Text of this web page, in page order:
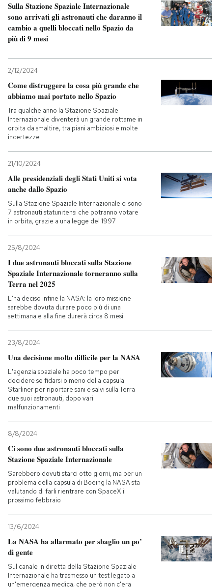
Sulla Stazione Spaziale Internazionale
sono arrivati gli astronauti che daranno il
cambio a quelli bloccati nello Spazio da
più di 9 mesi
2/12/2024
Come distruggere la cosa più grande che
abbiamo mai portato nello Spazio
Tra qualche anno la Stazione Spaziale
Internazionale diventerà un grande rottame in
orbita da smaltire, tra piani ambiziosi e molte
incertezze
21/10/2024
Alle presidenziali degli Stati Uniti si vota
anche dallo Spazio
Sulla Stazione Spaziale Internazionale ci sono
7 astronauti statunitensi che potranno votare
in orbita, grazie a una legge del 1997
25/8/2024
I due astronauti bloccati sulla Stazione
Spaziale Internazionale torneranno sulla
Terra nel 2025
L'ha deciso infine la NASA: la loro missione
sarebbe dovuta durare poco più di una
settimana e alla fine durerà circa 8 mesi
23/8/2024
Una decisione molto difficile per la NASA
L'agenzia spaziale ha poco tempo per
decidere se fidarsi o meno della capsula
Starliner per riportare sani e salvi sulla Terra
due suoi astronauti, dopo vari
malfunzionamenti
8/8/2024
Ci sono due astronauti bloccati sulla
Stazione Spaziale Internazionale
Sarebbero dovuti starci otto giorni, ma per un
problema della capsula di Boeing la NASA sta
valutando di farli rientrare con SpaceX il
prossimo febbraio
13/6/2024
La NASA ha allarmato per sbaglio un po’
di gente
Sul canale in diretta della Stazione Spaziale
Internazionale ha trasmesso un test legato a
un'emergenza medica, che però non c'era